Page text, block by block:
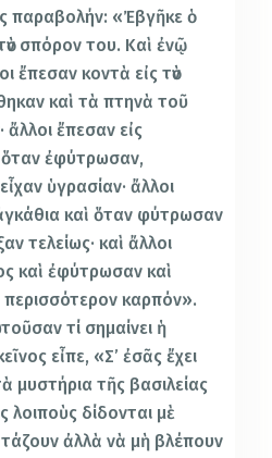
παραβολήν: «Ἐβγῆκε ὁ
σπόρον του. Καὶ ἐνῷ
ἔπεσαν κοντὰ εἰς τὸν
καὶ τὰ πτηνὰ τοῦ
ἔπεσαν εἰς
ἐφύτρωσαν,
ὑγρασίαν· ἄλλοι
καὶ ὅταν φύτρωσαν
τελείως· καὶ ἄλλοι
καὶ ἐφύτρωσαν καὶ
καρπόν».
τί σημαίνει ἡ
εἶπε, «Σ’ ἐσᾶς ἔχει
μυστήρια τῆς βασιλείας
λοιποὺς δίδονται μὲ
ἀλλὰ νὰ μὴ βλέπουν